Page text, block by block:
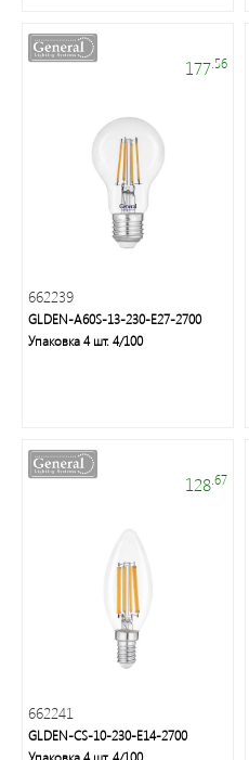
праздничное
освещение
торшеры,
декоративное
освещение
Современное
декоративное
177 .56
662239
GLDEN-A60S-13-230-E27-2700
Упаковка 4 шт. 4/100
128.67
662241
GLDEN-CS-10-230-E14-2700